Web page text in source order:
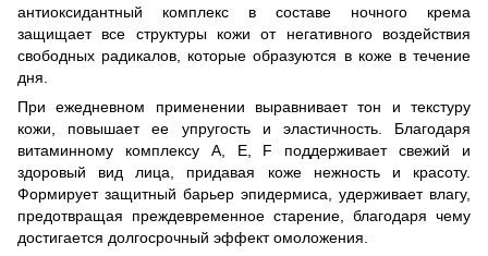
антиоксидантный комплекс в составе ночного крема
защищает все структуры кожи от негативного воздействия
свободных радикалов, которые образуются в коже в течение
дня.
При ежедневном применении выравнивает тон и текстуру
кожи, повышает ее упругость и эластичность. Благодаря
витаминному комплексу А, Е, F поддерживает свежий и
здоровый вид лица, придавая коже нежность и красоту.
Формирует защитный барьер эпидермиса, удерживает влагу,
предотвращая преждевременное старение, благодаря чему
достигается долгосрочный эффект омоложения.